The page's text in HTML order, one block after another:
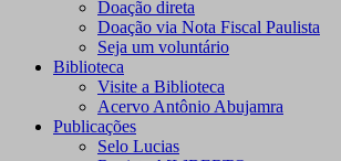
Doação direta
Doação via Nota Fiscal Paulista
Seja um voluntário
Biblioteca
Visite a Biblioteca
Acervo Antônio Abujamra
Publicações
Selo Lucias